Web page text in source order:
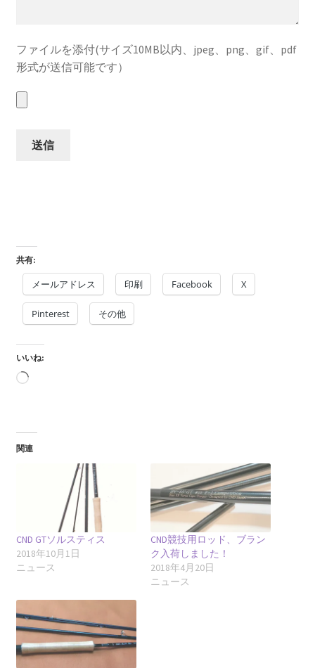
ファイルを添付(サイズ10MB以内、jpeg、png、gif、pdf
形式が送信可能です）
共有:
メールアドレス 印刷 Facebook X
Pinterest その他
いいね:
読
み
中…
関連
CND GTソルスティス
2018年10月1日
ニュース
CND競技用ロッド、ブラン
ク入荷しました！
2018年4月20日
ニュース